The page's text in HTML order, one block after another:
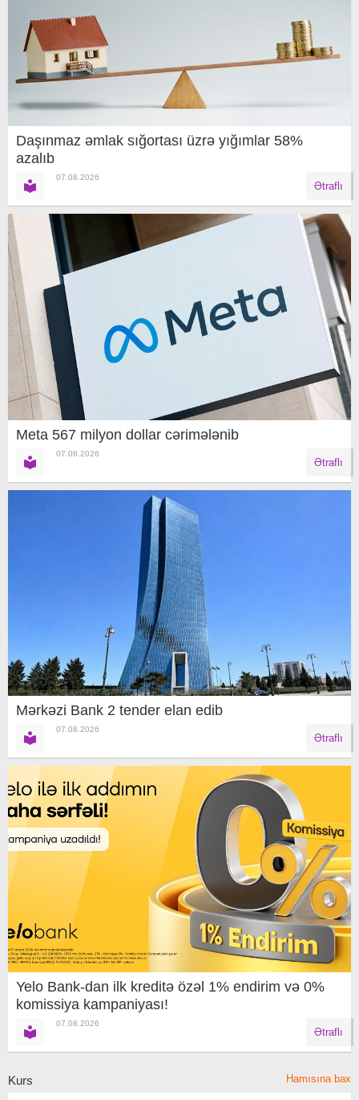
Daşınmaz əmlak sığortası üzrə yığımlar 58%
azalıb
07.08.2026
Ətraflı
Meta 567 milyon dollar cərimələnib
07.08.2026
Ətraflı
Mərkəzi Bank 2 tender elan edib
07.08.2026
Ətraflı
Yelo Bank-dan ilk kreditə özəl 1% endirim və 0%
komissiya kampaniyası!
07.08.2026
Ətraflı
Kurs Hamısına bax